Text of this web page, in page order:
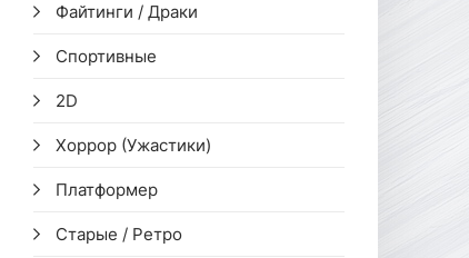
Файтинги / Драки
Спортивные
2D
Хоррор (Ужастики)
Платформер
Старые / Ретро